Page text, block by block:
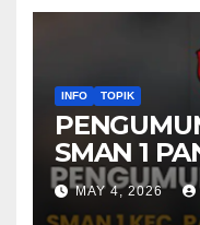
INFO TOPIK
SMAN 1
BARU
2026
MAY 4, 2026